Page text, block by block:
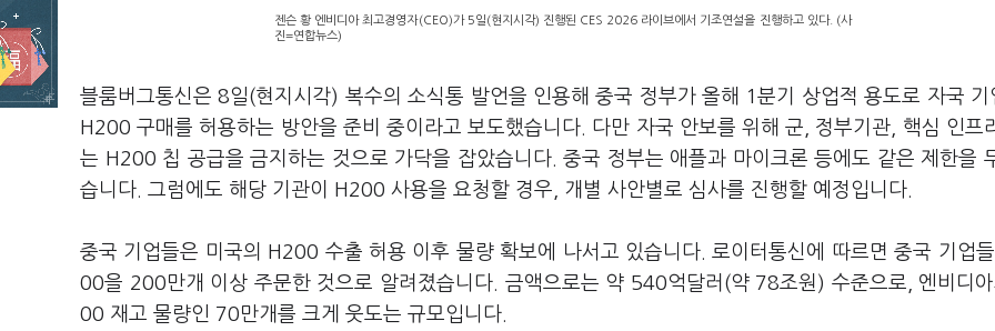
젠슨 황 엔비디아 최고경영자(CEO)가 5일(현지시각) 진행된 CES 2026 라이브에서 기조연설을 진행하고 있다. (사
진=연합뉴스)
블룸버그통신은 8일(현지시각) 복수의 소식통 발언을 인용해 중국 정부가 올해 1분기 상업적 용도로 자국 기
H200 구매를 허용하는 방안을 준비 중이라고 보도했습니다. 다만 자국 안보를 위해 군, 정부기관, 핵심 인프
는 H200 칩 공급을 금지하는 것으로 가닥을 잡았습니다. 중국 정부는 애플과 마이크론 등에도 같은 제한을
습니다. 그럼에도 해당 기관이 H200 사용을 요청할 경우, 개별 사안별로 심사를 진행할 예정입니다.
중국 기업들은 미국의 H200 수출 허용 이후 물량 확보에 나서고 있습니다. 로이터통신에 따르면 중국 기업
00을 200만개 이상 주문한 것으로 알려졌습니다. 금액으로는 약 540억달러(약 78조원) 수준으로, 엔비디
00 재고 물량인 70만개를 크게 웃도는 규모입니다.